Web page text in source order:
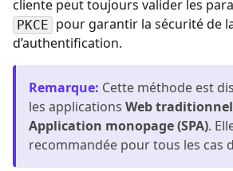
cliente peut toujours valider les
PKCE pour garantir la sécurité de
d’authentification.
Remarque: Cette méthode est
les applications Web
Application monopage (SPA).
recommandée pour tous les cas